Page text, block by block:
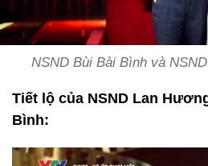
NSND Bùi Bài Bình và
Tiết lộ của NSND Lan
Bình: